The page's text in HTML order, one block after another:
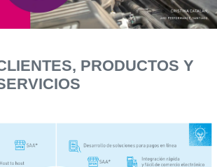
PRODUCTOS Y